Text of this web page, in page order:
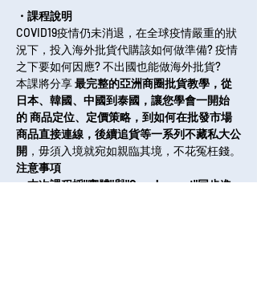
・課程說明
COVID19疫情仍未消退，在全球疫情嚴重的狀
況下，投入海外批貨代購該如何做準備? 疫情
之下要如何因應? 不出國也能做海外批貨?
本課將分享 最完整的亞洲商圈批貨教學，從
日本、韓國、中國到泰國，讓您學會一開始
的 商品定位、定價策略，到如何在批發市場
商品直接連線，後續追貨等一系列不藏私大公
開 ，毋須入境就宛如親臨其境，不花冤枉錢。
注意事項
▲本次課程採"實體"與"Google meet"同步進